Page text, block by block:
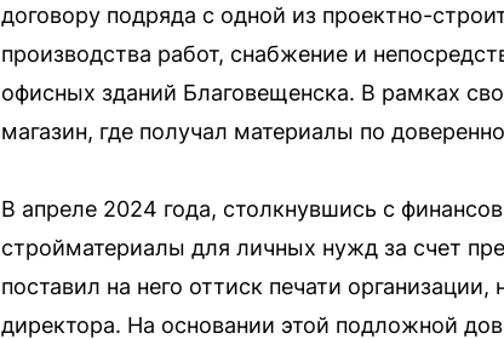
договору подряда с одной из проектно-
производства работ, снабжение и
офисных зданий Благовещенска. В рамках
магазин, где получал материалы по
В апреле 2024 года, столкнувшись с
стройматериалы для личных нужд за счет
поставил на него оттиск печати
директора. На основании этой подложной